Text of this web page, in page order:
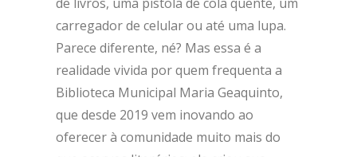
carregador de celular ou até uma lupa.
Parece diferente, né? Mas essa é a
realidade vivida por quem frequenta a
Biblioteca Municipal Maria Geaquinto,
que desde 2019 vem inovando ao
oferecer à comunidade muito mais do